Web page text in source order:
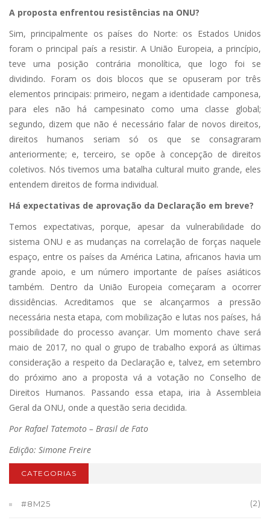
A proposta enfrentou resistências na ONU?
Sim, principalmente os países do Norte: os Estados Unidos
foram o principal país a resistir. A União Europeia, a princípio,
teve uma posição contrária monolítica, que logo foi se
dividindo. Foram os dois blocos que se opuseram por três
elementos principais: primeiro, negam a identidade camponesa,
para eles não há campesinato como uma classe global;
segundo, dizem que não é necessário falar de novos direitos,
direitos humanos seriam só os que se consagraram
anteriormente; e, terceiro, se opõe à concepção de direitos
coletivos. Nós tivemos uma batalha cultural muito grande, eles
entendem direitos de forma individual.
Há expectativas de aprovação da Declaração em breve?
Temos expectativas, porque, apesar da vulnerabilidade do
sistema ONU e as mudanças na correlação de forças naquele
espaço, entre os países da América Latina, africanos havia um
grande apoio, e um número importante de países asiáticos
também. Dentro da União Europeia começaram a ocorrer
dissidências. Acreditamos que se alcançarmos a pressão
necessária nesta etapa, com mobilização e lutas nos países, há
possibilidade do processo avançar. Um momento chave será
maio de 2017, no qual o grupo de trabalho exporá as últimas
consideração a respeito da Declaração e, talvez, em setembro
do próximo ano a proposta vá a votação no Conselho de
Direitos Humanos. Passando essa etapa, iria à Assembleia
Geral da ONU, onde a questão seria decidida.
Por Rafael Tatemoto – Brasil de Fato
Edição: Simone Freire
CATEGORIAS
#8M25 (2)